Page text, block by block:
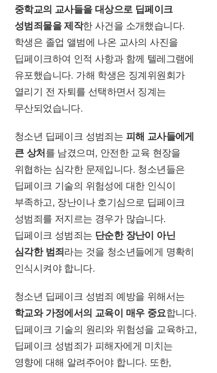
중학교의 교사들을 대상으로 딥페이크
성범죄물을 제작한 사건을 소개했습니다.
학생은 졸업 앨범에 나온 교사의 사진을
딥페이크하여 인적 사항과 함께 텔레그램에
유포했습니다. 가해 학생은 징계위원회가
열리기 전 자퇴를 선택하면서 징계는
무산되었습니다.
청소년 딥페이크 성범죄는 피해 교사들에게
큰 상처 를 남겼으며, 안전한 교육 현장을
위협하는 심각한 문제입니다. 청소년들은
딥페이크 기술의 위험성에 대한 인식이
부족하고, 장난이나 호기심으로 딥페이크
성범죄를 저지르는 경우가 많습니다.
딥페이크 성범죄는 단순한 장난이 아닌
심각한 범죄 라는 것을 청소년들에게 명확히
인식시켜야 합니다.
청소년 딥페이크 성범죄 예방을 위해서는
학교와 가정에서의 교육이 매우 중요합니다.
딥페이크 기술의 원리와 위험성을 교육하고,
딥페이크 성범죄가 피해자에게 미치는
영향에 대해 알려주어야 합니다. 또한,